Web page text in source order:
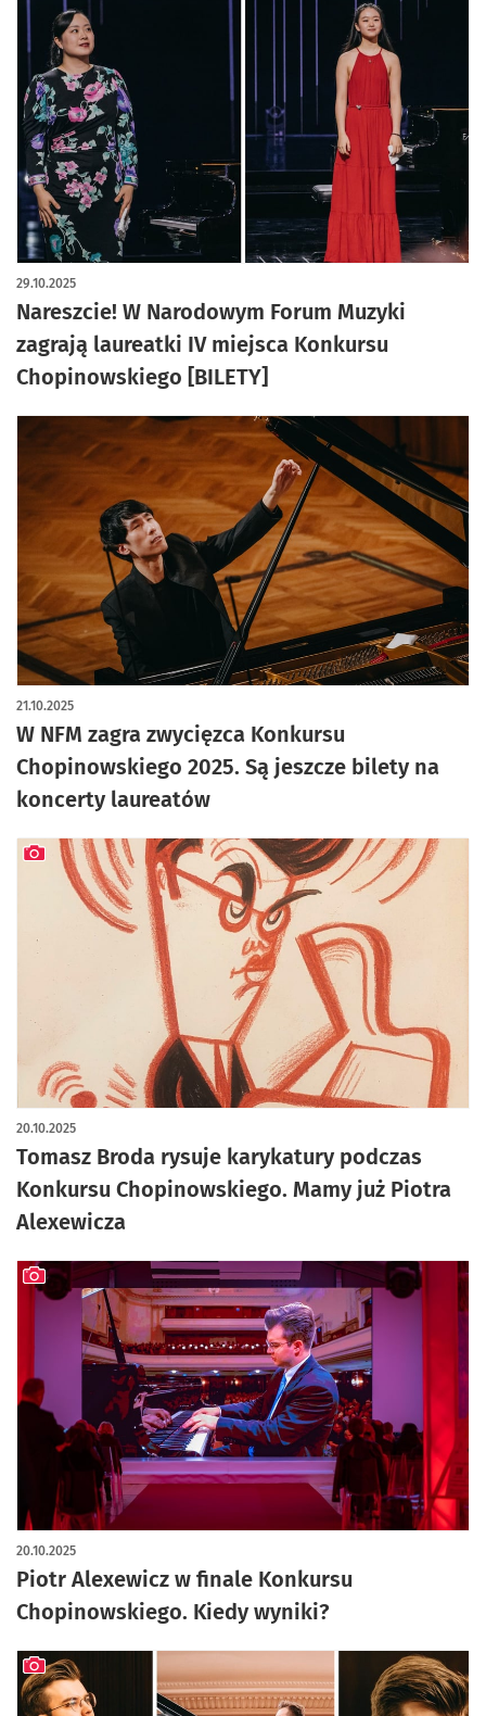
Nareszcie! W Narodowym Forum Muzyki
zagrają laureatki IV miejsca Konkursu
Chopinowskiego [BILETY]
29.10.2025
W NFM zagra zwycięzca Konkursu
Chopinowskiego 2025. Są jeszcze bilety na
koncerty laureatów
21.10.2025
Tomasz Broda rysuje karykatury podczas
Konkursu Chopinowskiego. Mamy już Piotra
Alexewicza
20.10.2025
artykuł z galerią zdjęć
Piotr Alexewicz w finale Konkursu
Chopinowskiego. Kiedy wyniki?
20.10.2025
artykuł z galerią zdjęć